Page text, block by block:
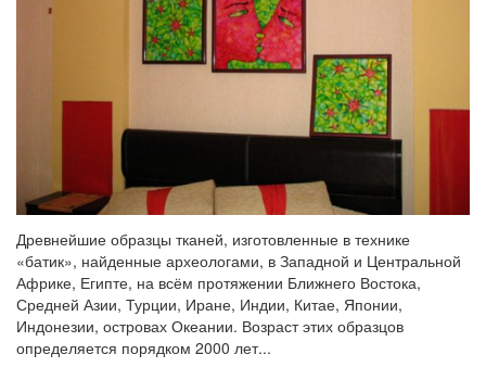
Древнейшие образцы тканей, изготовленные в технике
«батик», найденные археологами, в Западной и Центральной
Африке, Египте, на всём протяжении Ближнего Востока,
Средней Азии, Турции, Иране, Индии, Китае, Японии,
Индонезии, островах Океании. Возраст этих образцов
определяется порядком 2000 лет...